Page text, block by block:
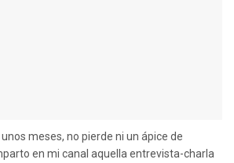
meses, no pierde ni un ápice de
en mi canal aquella entrevista-charla